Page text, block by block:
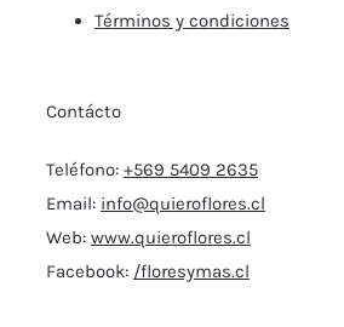
Términos y condiciones
Contácto
Teléfono: +569 5409 2635
Email: info@quieroflores.cl
Web: www.quieroflores.cl
Facebook: /floresymas.cl